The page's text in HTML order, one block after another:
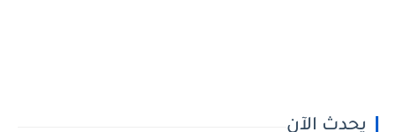
يحدث الآن